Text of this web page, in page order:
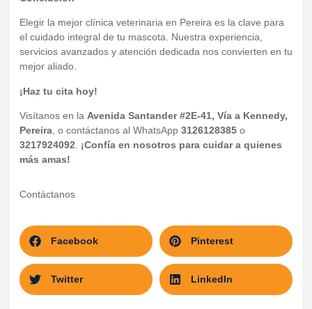
Elegir la mejor clínica veterinaria en Pereira es la clave para
el cuidado integral de tu mascota. Nuestra experiencia,
servicios avanzados y atención dedicada nos convierten en tu
mejor aliado.
¡Haz tu cita hoy!
Visítanos en la Avenida Santander #2E-41, Vía a Kennedy,
Pereira , o contáctanos al WhatsApp 3126128385 o
3217924092
¡Confía en nosotros para cuidar a quienes
más amas!
Contáctanos
Facebook Pinterest
Twitter LinkedIn